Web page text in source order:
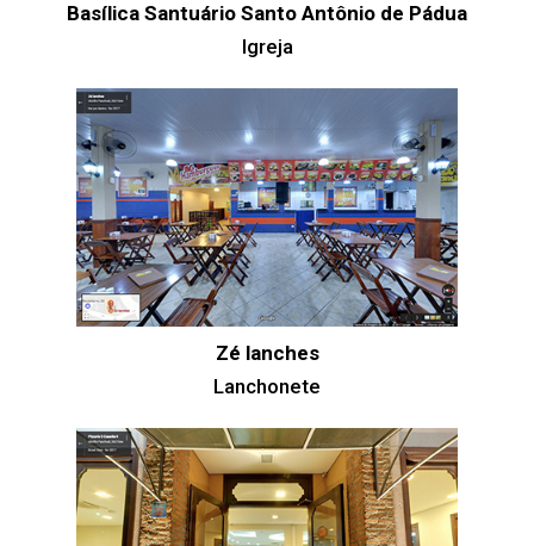
Basílica Santuário Santo Antônio de Pádua
Igreja
Zé lanches
Lanchonete